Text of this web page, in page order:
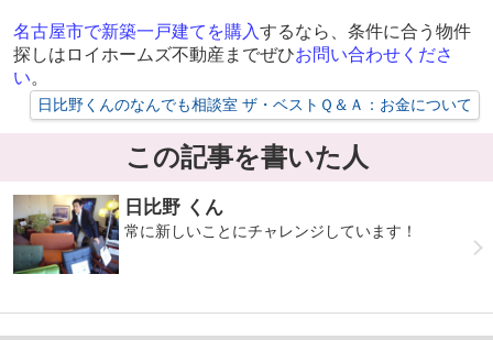
名古屋市で新築一戸建てを購入するなら、条件に合う物件
探しはロイホームズ不動産までぜひお問い合わせくださ
い。
日比野くんのなんでも相談室 ザ・ベストＱ＆Ａ：お金について
この記事を書いた人
日比野 くん
常に新しいことにチャレンジしています！